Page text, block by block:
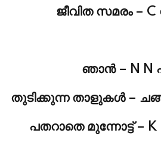
ജീവിത സമരം –
ഞാന്‍ – N N
തുടിക്കുന്ന താളുകള്‍ –
പതറാതെ മുന്നോട്ട് –